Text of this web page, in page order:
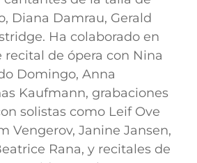
Diana Damrau, Gerald
Ha colaborado en
recital de ópera con Nina
Domingo, Anna
Kaufmann, grabaciones
solistas como Leif Ove
Vengerov, Janine Jansen,
Rana, y recitales de